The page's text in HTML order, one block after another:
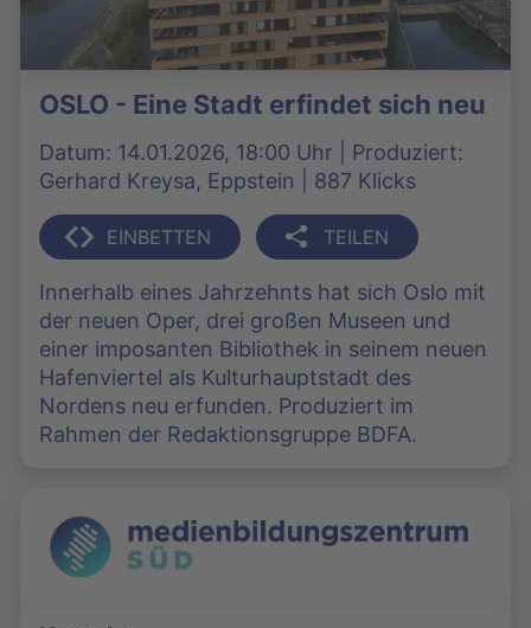
OSLO - Eine Stadt erfindet sich neu
Datum: 14.01.2026, 18:00 Uhr | Produziert:
Gerhard Kreysa, Eppstein | 887 Klicks
EINBETTEN TEILEN
Innerhalb eines Jahrzehnts hat sich Oslo mit
der neuen Oper, drei großen Museen und
einer imposanten Bibliothek in seinem neuen
Hafenviertel als Kulturhauptstadt des
Nordens neu erfunden. Produziert im
Rahmen der Redaktionsgruppe BDFA.